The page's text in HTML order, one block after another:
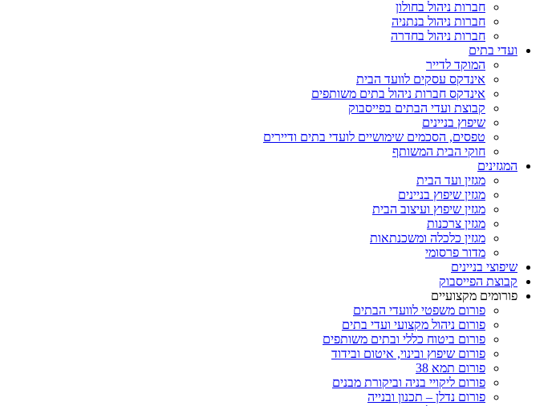
חברות ניהול בחולון
חברות ניהול בנתניה
חברות ניהול בחדרה
ועדי בתים
המוקד לדייר
אינדקס עסקים לוועד הבית
אינדקס חברות ניהול בתים משותפים
קבוצת ועדי הבתים בפייסבוק
שיפוץ בניינים
טפסים, הסכמים שימושיים לועדי בתים ודיירים
חוקי הבית המשותף
המגזינים
מגזין ועד הבית
מגזין שיפוץ בניינים
מגזין שיפוץ ועיצוב הבית
מגזין צרכנות
מגזין כלכלה ומשכנתאות
מדור פרסומי
שיפוצי בניינים
קבוצת הפייסבוק
פורומים מקצועיים
פורום משפטי לוועדי הבתים
פורום ניהול מקצועי ועדי בתים
פורום ביטוח כללי ובתים משותפים
פורום שיפוץ ובינוי, איטום ובידוד
פורום תמא 38
פורום ליקויי בניה וביקורת מבנים
פורום נדלן – תכנון ובנייה